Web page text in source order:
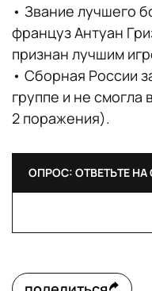
• Звание лучшего
француз Антуан
признан лучшим
• Сборная России
группе и не смогла
2 поражения).
ОПРОС: ОТВЕТЬТЕ